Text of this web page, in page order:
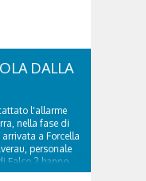
DALLA
l'allarme
nella fase di
a Forcella
personale
Falco 2 hanno